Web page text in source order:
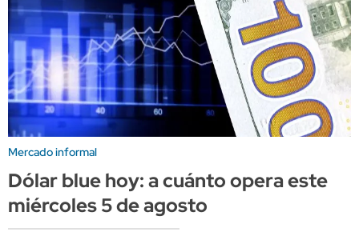
Mercado informal
Dólar blue hoy: a cuánto opera este
miércoles 5 de agosto